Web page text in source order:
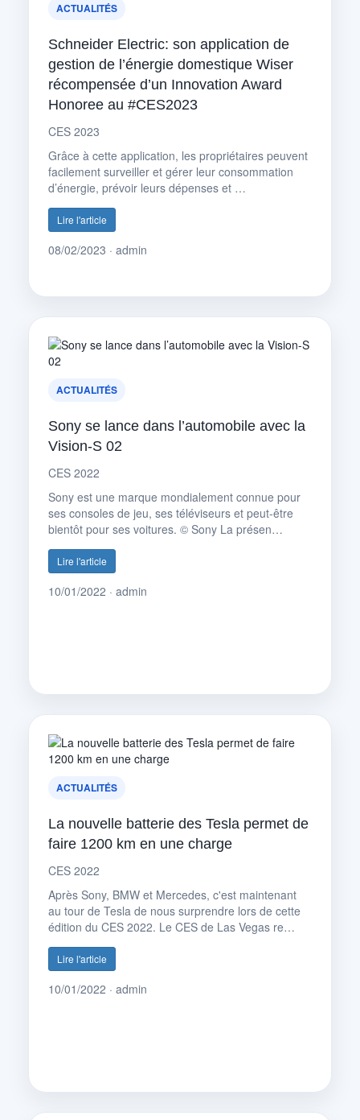
ACTUALITÉS
Schneider Electric: son application de
gestion de l’énergie domestique Wiser
récompensée d’un Innovation Award
Honoree au #CES2023
CES 2023
Grâce à cette application, les propriétaires peuvent
facilement surveiller et gérer leur consommation
d’énergie, prévoir leurs dépenses et …
Lire l'article
08/02/2023 · admin
ACTUALITÉS
Sony se lance dans l’automobile avec la
Vision-S 02
CES 2022
Sony est une marque mondialement connue pour
ses consoles de jeu, ses téléviseurs et peut-être
bientôt pour ses voitures. © Sony La présen…
Lire l'article
10/01/2022 · admin
ACTUALITÉS
La nouvelle batterie des Tesla permet de
faire 1200 km en une charge
CES 2022
Après Sony, BMW et Mercedes, c'est maintenant
au tour de Tesla de nous surprendre lors de cette
édition du CES 2022. Le CES de Las Vegas re…
Lire l'article
10/01/2022 · admin